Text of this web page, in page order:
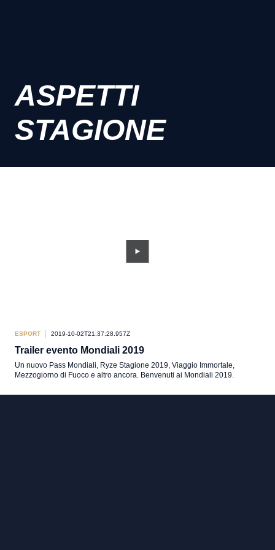
ASPETTI
STAGIONE
ESPORT 2019-10-02T21:37:28.957Z
Trailer evento Mondiali 2019
Un nuovo Pass Mondiali, Ryze Stagione 2019, Viaggio Immortale,
Mezzogiorno di Fuoco e altro ancora. Benvenuti ai Mondiali 2019.